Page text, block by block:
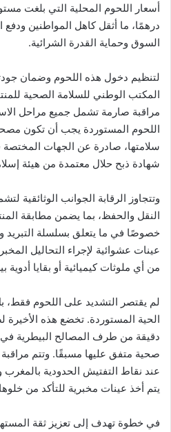
درهمًا، ما أثقل كاهل المواطنين
السوق وحماية القدرة الشرائية.
لتنظيم دخول هذه اللحوم وضمان
المكتب الوطني للسلامة الصحية
مراقبة صارمة تشمل جميع مراحل
اللحوم المستوردة يجب أن تكون
سلامتها، صادرة عن الجهات المختصة
شهادة ذبح حلال معتمدة من هيئة
وتتجاوز الرقابة الجوانب الوثائقية
النقل والحفظ، بما يضمن مطابقة
خصوصًا في ما يتعلق بسلسلة التبريد
عينات عشوائية لإجراء التحاليل
من أي ملوثات كيميائية أو بقايا أدوية
لم يقتصر التشديد على اللحوم فقط،
الحية المستوردة. تخضع هذه الأخيرة
دقيقة من طرف المصالح البيطرية
صحية متفق عليها مسبقًا. وتتم
عند نقاط التفتيش الحدودية بالمغرب
يتم أخذ عينات مخبرية للتأكد من
في خطوة تهدف إلى تعزيز ثقة